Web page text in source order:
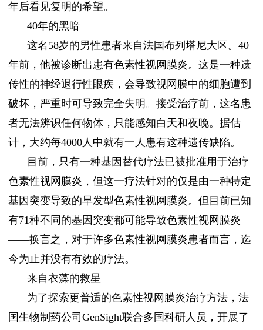
年后看见复明的希望。
40年的黑暗
这名58岁的男性患者来自法国布列塔尼大区。40
年前，他被诊断出患有色素性视网膜炎。这是一种遗
传性的神经退行性眼疾，会导致视网膜中的细胞遭到
破坏，严重时可导致完全失明。接受治疗前，这名患
者无法辨识任何物体，只能感知白天和夜晚。据估
计，大约每4000人中就有一人患有这种遗传缺陷。
目前，只有一种基因替代疗法已被批准用于治疗
色素性视网膜炎，但这一疗法针对的仅是由一种特定
基因突变导致的早发型色素性视网膜炎。但目前已知
有71种不同的基因突变都可能导致色素性视网膜炎
——换言之，对于许多色素性视网膜炎患者而言，迄
今为止并没有有效的疗法。
来自衣藻的救星
为了探索更普适的色素性视网膜炎治疗方法，法
国生物制药公司GenSight联合多国科研人员，开展了